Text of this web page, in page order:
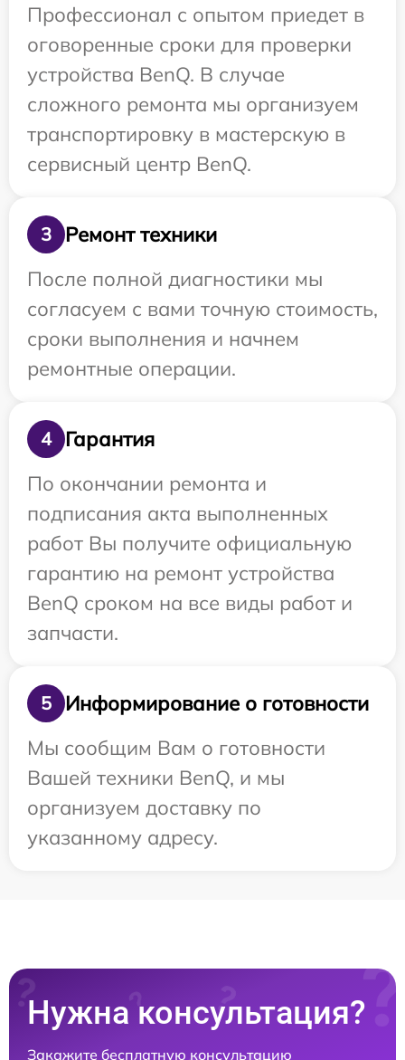
Профессионал с опытом приедет в
оговоренные сроки для проверки
устройства BenQ. В случае
сложного ремонта мы организуем
транспортировку в мастерскую в
сервисный центр BenQ.
3
Ремонт техники
После полной диагностики мы
согласуем с вами точную стоимость,
сроки выполнения и начнем
ремонтные операции.
4
Гарантия
По окончании ремонта и
подписания акта выполненных
работ Вы получите официальную
гарантию на ремонт устройства
BenQ сроком на все виды работ и
запчасти.
5
Информирование о готовности
Мы сообщим Вам о готовности
Вашей техники BenQ, и мы
организуем доставку по
указанному адресу.
Нужна консультация?
Закажите бесплатную консультацию